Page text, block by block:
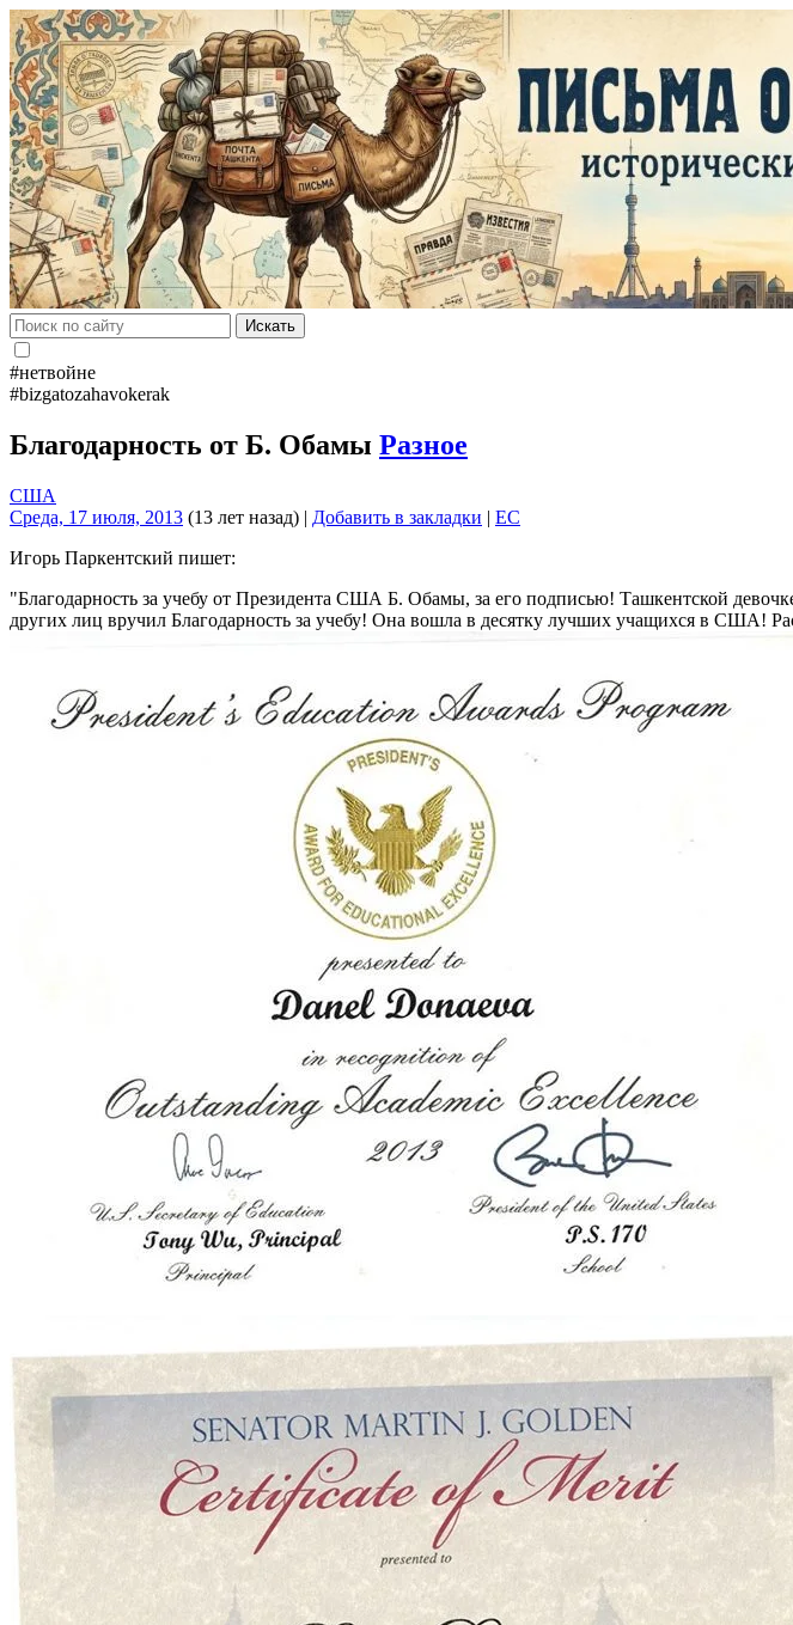
Искать
#нетвойне
#bizgatozahavokerak
Благодарность от Б. Обамы Разное
США
Среда, 17 июля, 2013 (13 лет назад) | Добавить в закладки | EC
Игорь Паркентский пишет:
Благодарность за учебу от Президента США Б. Обамы, за его подписью! Ташкентской
других лиц вручил Благодарность за учебу! Она вошла в десятку лучших учащихся в США!